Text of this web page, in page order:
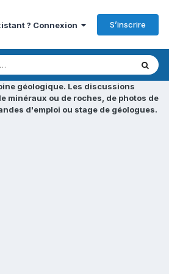
? Connexion S’inscrire
géologique. Les discussions
minéraux ou de roches, de photos de
d'emploi ou stage de géologues.